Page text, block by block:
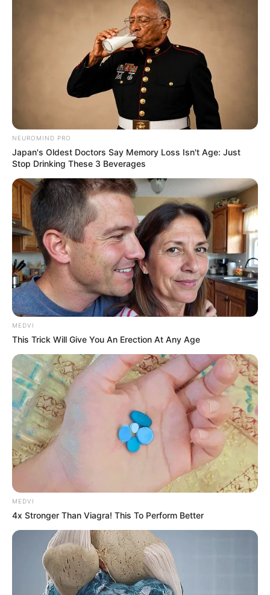
สีมงคลประจำวัน สีมงคลวันพุธ
นักเขียน
กองบรรณาธิการ
เนื้อหาที่ได้รับการโปรโมต
10 World Cup 2026 Facts Every Football Fan Should
Know
BRAINBERRIES
NEUROMIND PRO
Japan's Oldest Doctors Say Memory Loss Isn't Age: Just
Stop Drinking These 3 Beverages
MEDVI
This Trick Will Give You An Erection At Any Age
MEDVI
4x Stronger Than Viagra! This To Perform Better